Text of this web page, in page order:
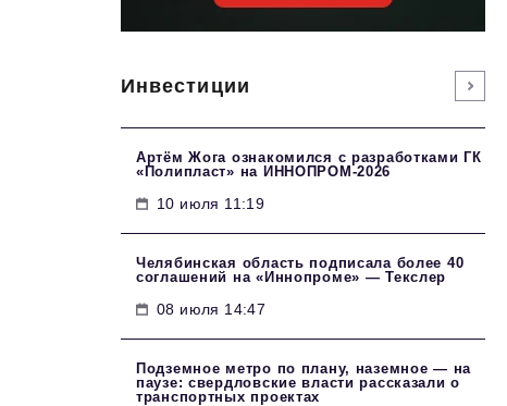
Инвестиции
Артём Жога ознакомился с разработками ГК
«Полипласт» на ИННОПРОМ-2026
10 июля 11:19
Челябинская область подписала более 40
соглашений на «Иннопроме» — Текслер
08 июля 14:47
Подземное метро по плану, наземное — на
паузе: свердловские власти рассказали о
транспортных проектах